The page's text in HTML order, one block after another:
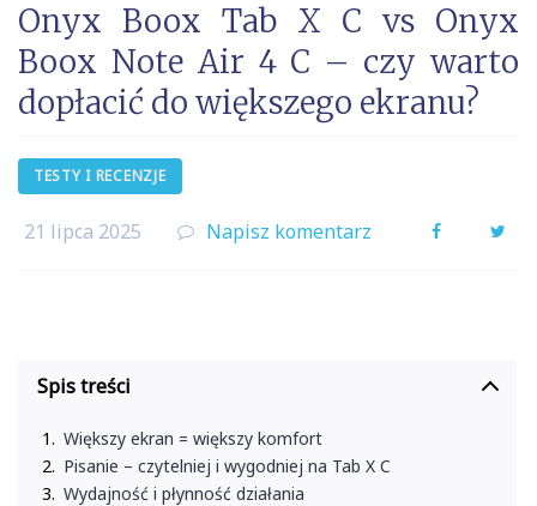
Onyx Boox Tab X C vs Onyx
Boox Note Air 4 C – czy warto
dopłacić do większego ekranu?
TESTY I RECENZJE
21 lipca 2025 Napisz komentarz Facebook
Spis treści
Większy ekran = większy komfort
Pisanie – czytelniej i wygodniej na Tab X C
Wydajność i płynność działania